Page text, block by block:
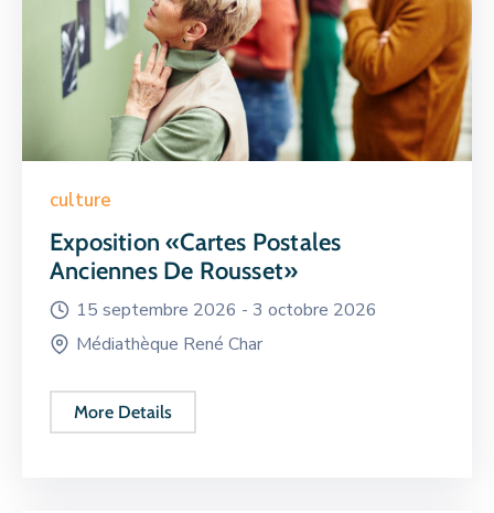
culture
Exposition «Cartes Postales
Anciennes De Rousset»
15 septembre 2026 - 3 octobre 2026
Médiathèque René Char
More Details